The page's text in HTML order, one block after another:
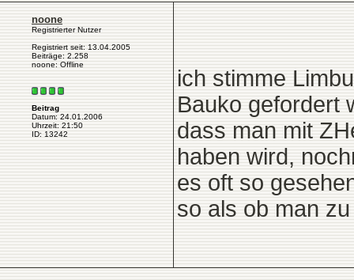
noone
Registrierter Nutzer
Registriert seit: 13.04.2005
Beiträge: 2.258
noone: Offline
Beitrag
Datum: 24.01.2006
Uhrzeit: 21:50
ID: 13242
ich stimme
Bauko gefordert
dass man mit
haben wird,
es oft so
so als ob man